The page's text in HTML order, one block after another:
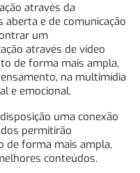
através da
e de comunicação
um
através de vídeo
de forma mais ampla,
na multimídia
e emocional.
uma conexão
permitirão
de forma mais ampla,
conteúdos.